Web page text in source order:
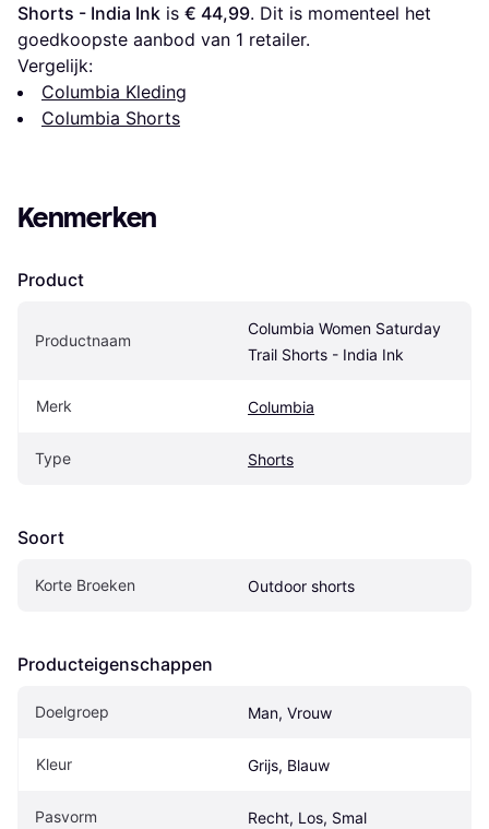
Shorts - India Ink is € 44,99. Dit is momenteel het
goedkoopste aanbod van 1 retailer.
Vergelijk:
Columbia Kleding
Columbia Shorts
Kenmerken
Product
Productnaam
Columbia Women Saturday
Trail Shorts - India Ink
Merk Columbia
Type Shorts
Soort
Korte Broeken Outdoor shorts
Producteigenschappen
Doelgroep Man, Vrouw
Kleur Grijs, Blauw
Pasvorm Recht, Los, Smal